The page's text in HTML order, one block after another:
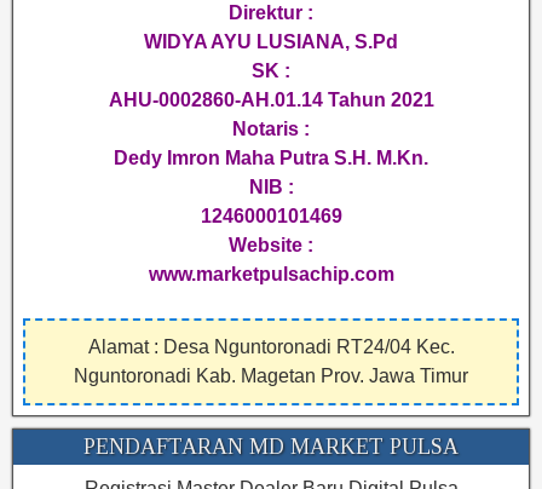
Direktur :
WIDYA AYU LUSIANA, S.Pd
SK :
AHU-0002860-AH.01.14 Tahun 2021
Notaris :
Dedy Imron Maha Putra S.H. M.Kn.
NIB :
1246000101469
Website :
www.marketpulsachip.com
Alamat : Desa Nguntoronadi RT24/04 Kec.
Nguntoronadi Kab. Magetan Prov. Jawa Timur
PENDAFTARAN MD MARKET PULSA